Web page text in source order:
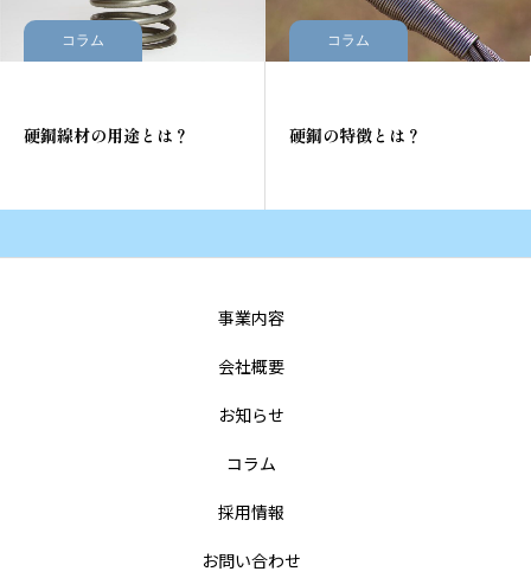
コラム
硬鋼線材の用途とは？
コラム
硬鋼の特徴とは？
事業内容
会社概要
お知らせ
コラム
採用情報
お問い合わせ